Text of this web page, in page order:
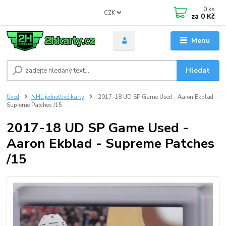
Menu
CZK
Hledat
0 ks
za 0 Kč
Úvod NHL jednotlivé karty
2017-18 UD SP Game Used - Aaron Ekblad -
Supreme Patches /15
2017-18 UD SP Game Used -
Aaron Ekblad - Supreme Patches
/15